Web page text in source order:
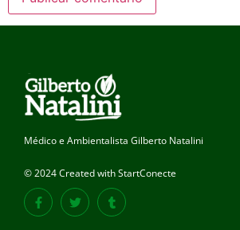
Médico e Ambientalista Gilberto Natalini
© 2024 Created with StartConecte